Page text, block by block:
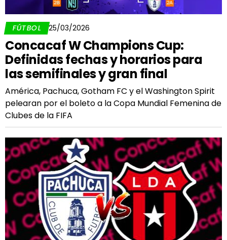
FÚTBOL 25/03/2026
Concacaf W Champions Cup:
Definidas fechas y horarios para
las semifinales y gran final
América, Pachuca, Gotham FC y el Washington Spirit
pelearan por el boleto a la Copa Mundial Femenina de
Clubes de la FIFA